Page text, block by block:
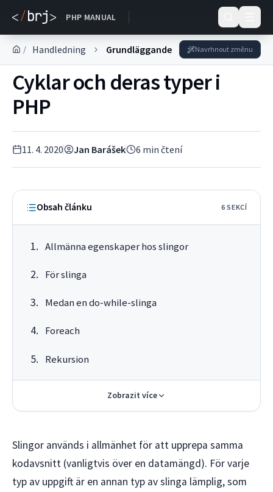
PHP MANUAL
DOKUMENTACE
/ Handledning Grundläggande kunskaperNavrhnout změnu
Cyklar och deras typer i
PHP
11. 4. 2020 Jan Barášek 6 min čtení
Obsah článku 6 SEKCÍ
Allmänna egenskaper hos slingor
För slinga
Medan en do-while-slinga
Foreach
Rekursion
Zobrazit více
Slingor används i allmänhet för att upprepa samma
kodavsnitt (vanligtvis över en datamängd). För varje
typ av uppgift är en annan typ av slinga lämplig, som